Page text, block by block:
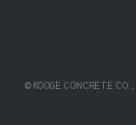
©KOOGE CONCRETE